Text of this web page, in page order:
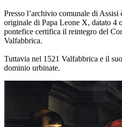
Presso l’archivio comunale di Assisi
originale di Papa Leone X, datato 4
pontefice certifica il reintegro del
Valfabbrica.
Tuttavia nel 1521 Valfabbrica e il
dominio urbinate.